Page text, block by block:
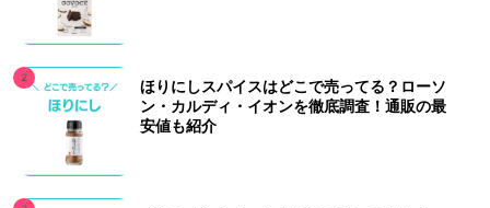
ほりにしスパイスはどこで売ってる？ローソ
ン・カルディ・イオンを徹底調査！通販の最
安値も紹介